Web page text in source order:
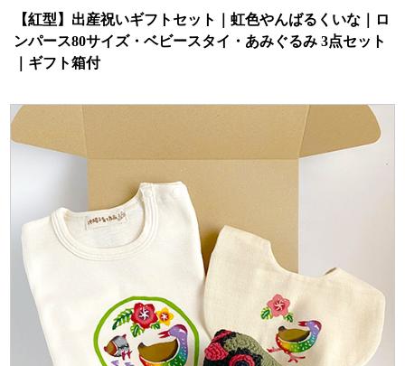
【紅型】出産祝いギフトセット｜虹色やんばるくいな｜ロ
ンパース80サイズ・ベビースタイ・あみぐるみ 3点セット
｜ギフト箱付